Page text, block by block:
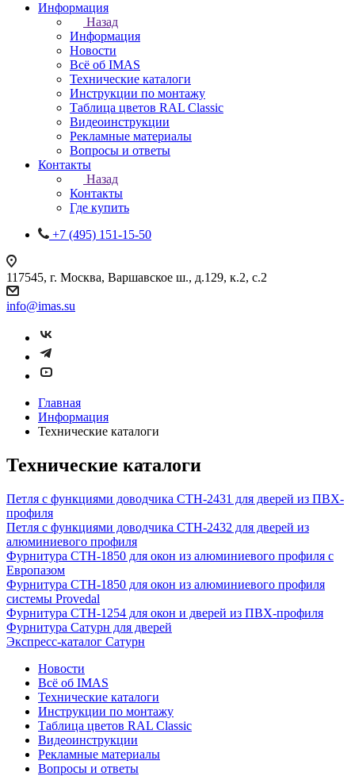
Информация
Назад
Информация
Новости
Всё об IMAS
Технические каталоги
Инструкции по монтажу
Таблица цветов RAL Classic
Видеоинструкции
Рекламные материалы
Вопросы и ответы
Контакты
Назад
Контакты
Где купить
+7 (495) 151-15-50
117545, г. Москва, Варшавское ш., д.129, к.2, с.2
info@imas.su
Главная
Информация
Технические каталоги
Технические каталоги
Петля с функциями доводчика СТН-2431 для дверей из ПВХ-
профиля
Петля с функциями доводчика СТН-2432 для дверей из
алюминиевого профиля
Фурнитура СТН-1850 для окон из алюминиевого профиля с
Европазом
Фурнитура СТН-1850 для окон из алюминиевого профиля
системы Provedal
Фурнитура СТН-1254 для окон и дверей из ПВХ-профиля
Фурнитура Сатурн для дверей
Экспресс-каталог Сатурн
Новости
Всё об IMAS
Технические каталоги
Инструкции по монтажу
Таблица цветов RAL Classic
Видеоинструкции
Рекламные материалы
Вопросы и ответы